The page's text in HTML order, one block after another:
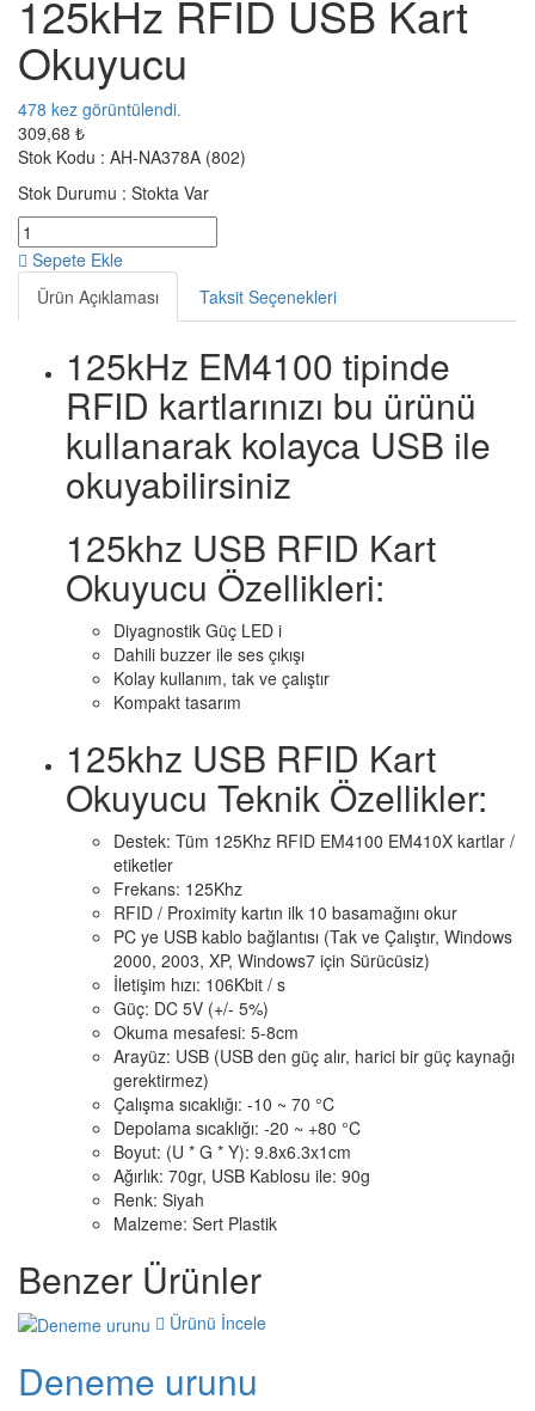
125kHz RFID USB Kart
Okuyucu
478 kez görüntülendi.
309,68 ₺
Stok Kodu : AH-NA378A (802)
Stok Durumu : Stokta Var
Sepete Ekle
Ürün Açıklaması
Taksit Seçenekleri
125kHz EM4100 tipinde
RFID kartlarınızı bu ürünü
kullanarak kolayca USB ile
okuyabilirsiniz
125khz USB RFID Kart
Okuyucu Özellikleri:
Diyagnostik Güç LED i
Dahili buzzer ile ses çıkışı
Kolay kullanım, tak ve çalıştır
Kompakt tasarım
125khz USB RFID Kart
Okuyucu Teknik Özellikler:
Destek: Tüm 125Khz RFID EM4100 EM410X kartlar /
etiketler
Frekans: 125Khz
RFID / Proximity kartın ilk 10 basamağını okur
PC ye USB kablo bağlantısı (Tak ve Çalıştır, Windows
2000, 2003, XP, Windows7 için Sürücüsiz)
İletişim hızı: 106Kbit / s
Güç: DC 5V (+/- 5%)
Okuma mesafesi: 5-8cm
Arayüz: USB (USB den güç alır, harici bir güç kaynağı
gerektirmez)
Çalışma sıcaklığı: -10 ~ 70 °C
Depolama sıcaklığı: -20 ~ +80 °C
Boyut: (U * G * Y): 9.8x6.3x1cm
Ağırlık: 70gr, USB Kablosu ile: 90g
Renk: Siyah
Malzeme: Sert Plastik
Benzer Ürünler
Ürünü İncele
Deneme urunu